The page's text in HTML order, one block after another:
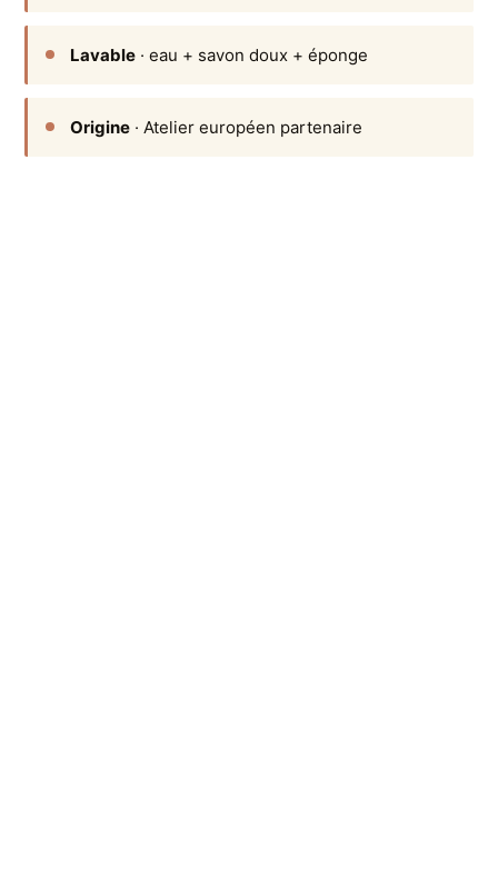
Lavable · eau + savon doux + éponge
Origine · Atelier européen partenaire